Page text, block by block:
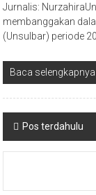
Jurnalis:
membanggakan
(Unsulbar) periode
Baca selengkapnya
Navigasi
pos
Pos terdahulu